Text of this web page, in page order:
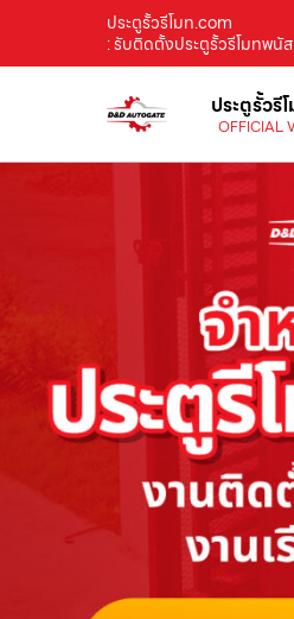
ประตูรั้วรีโมท.com
: รับติดตั้งประตูรั้วรีโมทพนั
ประตูรั้วรี
OFFICIAL